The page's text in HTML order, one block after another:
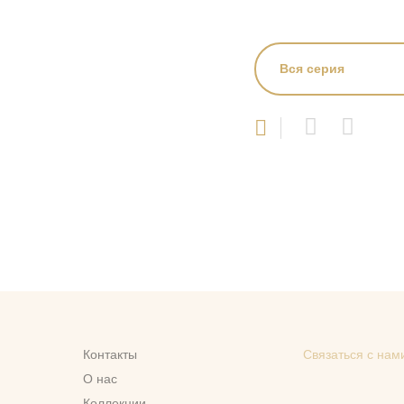
Вся серия
Контакты
О нас
Связаться с